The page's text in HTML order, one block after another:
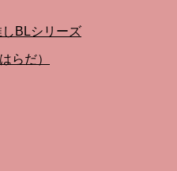
しBLシリーズ
らだ）